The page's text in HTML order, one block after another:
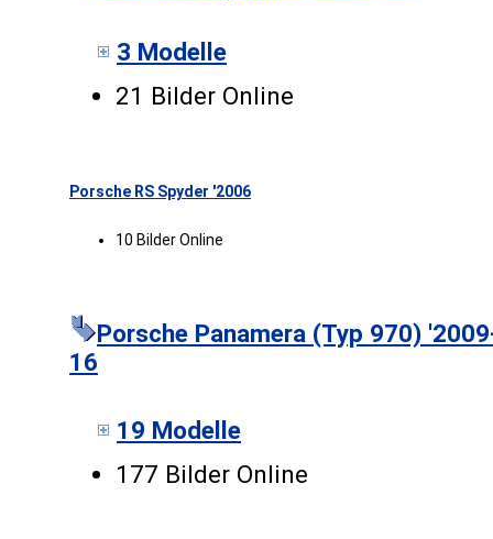
3 Modelle
21 Bilder Online
Porsche RS Spyder '2006
10 Bilder Online
Porsche Panamera (Typ 970)
16
19 Modelle
177 Bilder Online